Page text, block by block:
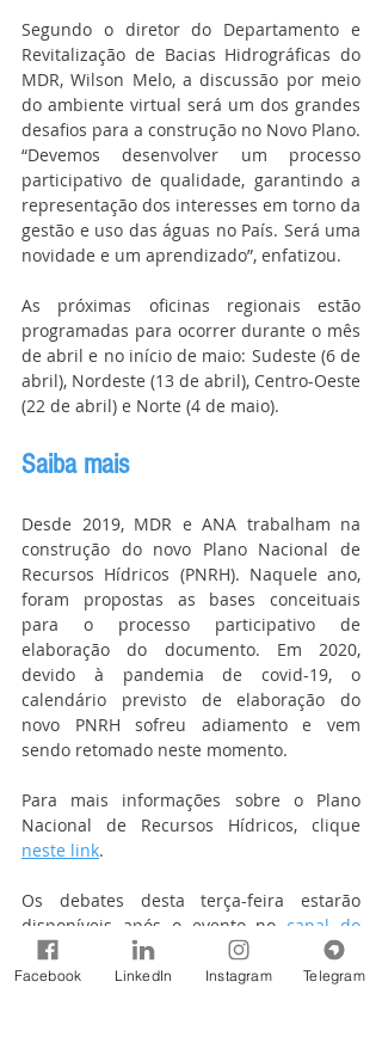
Segundo o diretor do Departamento e
Revitalização de Bacias Hidrográficas do
MDR, Wilson Melo, a discussão por meio
do ambiente virtual será um dos grandes
desafios para a construção no Novo Plano.
“Devemos desenvolver um processo
participativo de qualidade, garantindo a
representação dos interesses em torno da
gestão e uso das águas no País. Será uma
novidade e um aprendizado”, enfatizou.
As próximas oficinas regionais estão
programadas para ocorrer durante o mês
de abril e no início de maio: Sudeste (6 de
abril), Nordeste (13 de abril), Centro-Oeste
(22 de abril) e Norte (4 de maio).
Saiba mais
Desde 2019, MDR e ANA trabalham na
construção do novo Plano Nacional de
Recursos Hídricos (PNRH). Naquele ano,
foram propostas as bases conceituais
para o processo participativo de
elaboração do documento. Em 2020,
devido à pandemia de covid-19, o
calendário previsto de elaboração do
novo PNRH sofreu adiamento e vem
sendo retomado neste momento.
Para mais informações sobre o Plano
neste link.
Os debates desta terça-feira estarão
disponíveis após o evento no canal do
MDR no YouTube
Facebook LinkedIn Instagram Telegram